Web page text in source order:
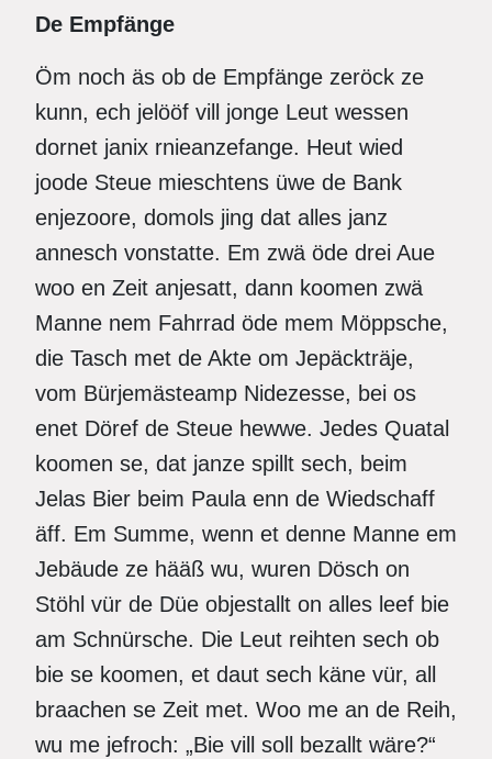
De Empfänge
Öm noch äs ob de Empfänge zeröck ze
kunn, ech jelööf vill jonge Leut wessen
dornet janix rnieanzefange. Heut wied
joode Steue mieschtens üwe de Bank
enjezoore, domols jing dat alles janz
annesch vonstatte. Em zwä öde drei Aue
woo en Zeit anjesatt, dann koomen zwä
Manne nem Fahrrad öde mem Möppsche,
die Tasch met de Akte om Jepäckträje,
vom Bürjemästeamp Nidezesse, bei os
enet Döref de Steue hewwe. Jedes Quatal
koomen se, dat janze spillt sech, beim
Jelas Bier beim Paula enn de Wiedschaff
äff. Em Summe, wenn et denne Manne em
Jebäude ze hääß wu, wuren Dösch on
Stöhl vür de Düe objestallt on alles leef bie
am Schnürsche. Die Leut reihten sech ob
bie se koomen, et daut sech käne vür, all
braachen se Zeit met. Woo me an de Reih,
wu me jefroch: „Bie vill soll bezallt wäre?“